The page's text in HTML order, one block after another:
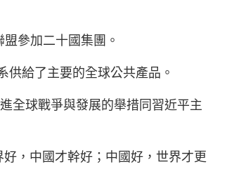
參加二十國集團。
供給了主要的全球公共產品。
全球戰爭與發展的舉措同習近平主
，中國才幹好；中國好，世界才更